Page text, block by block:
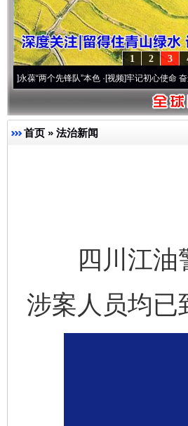
3
2
1
个先锋队”本色·[视频]牢记初心使命 奋进复兴征程
首页 » 法治新闻
四川江油警
涉案人员均已